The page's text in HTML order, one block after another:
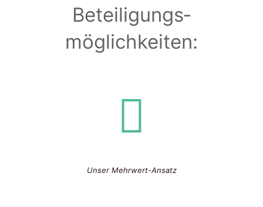
Beteiligungs­
möglichkeiten:
Unser Mehrwert-Ansatz